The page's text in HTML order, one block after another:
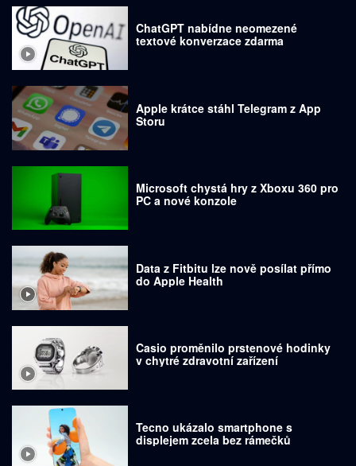
ChatGPT nabídne neomezené
textové konverzace zdarma
Apple krátce stáhl Telegram z App
Storu
Microsoft chystá hry z Xboxu 360 pro
PC a nové konzole
Data z Fitbitu lze nově posílat přímo
do Apple Health
Casio proměnilo prstenové hodinky
v chytré zdravotní zařízení
Tecno ukázalo smartphone s
displejem zcela bez rámečků